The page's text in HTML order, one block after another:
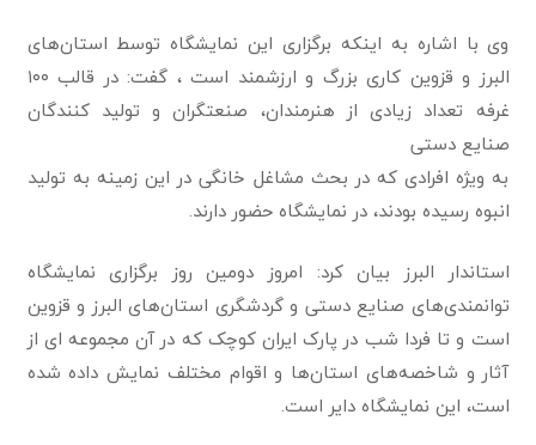
وی با اشاره به اینکه برگزاری این نمایشگاه توسط استان‌های
البرز و قزوین کاری بزرگ و ارزشمند است ، گفت: در قالب ۱۰۰
غرفه تعداد زیادی از هنرمندان، صنعتگران و تولید کنندگان
صنایع دستی
به ویژه افرادی که در بحث مشاغل خانگی در این زمینه به تولید
انبوه رسیده بودند، در نمایشگاه حضور دارند.
استاندار البرز بیان کرد: امروز دومین روز برگزاری نمایشگاه
توانمندی‌های صنایع دستی و گردشگری استان‌های البرز و قزوین
است و تا فردا شب در پارک ایران کوچک که در آن مجموعه ای از
آثار و شاخصه‌های استان‌ها و اقوام مختلف نمایش داده شده
است، این نمایشگاه دایر است.